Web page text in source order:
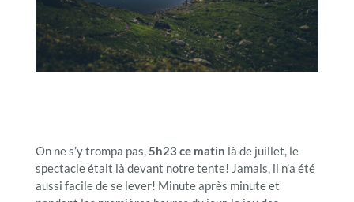
On ne s’y trompa pas,5h23 ce matin là de juillet, le
spectacle était là devant notre tente! Jamais, il n’a été
aussi facile de se lever! Minute après minute et